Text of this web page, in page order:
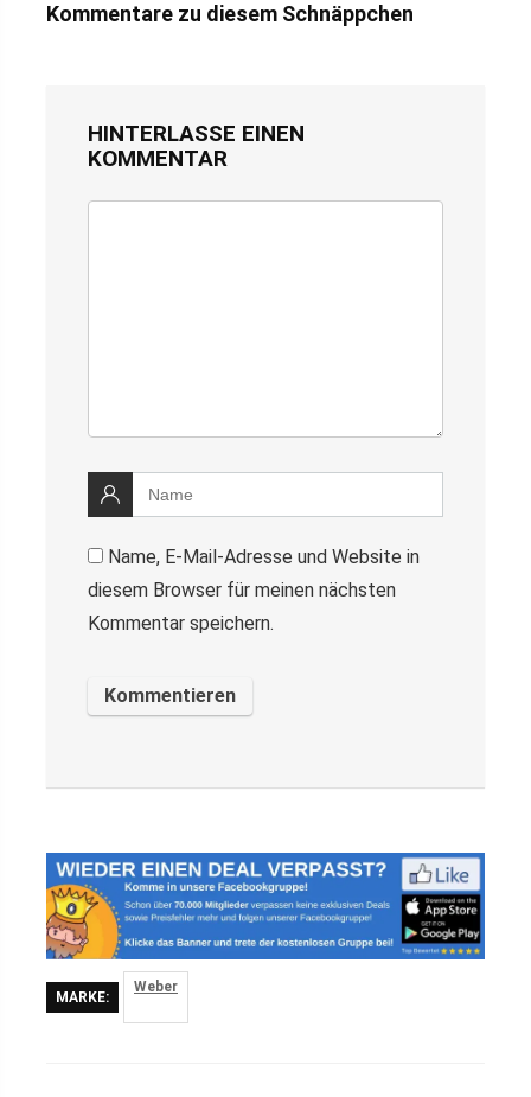
Kommentare zu diesem Schnäppchen
HINTERLASSE EINEN
KOMMENTAR
Name, E-Mail-Adresse und Website in
diesem Browser für meinen nächsten
Kommentar speichern.
MARKE:
Weber